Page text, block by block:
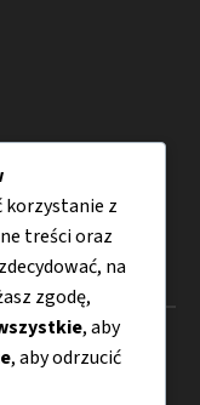
korzystanie z
treści oraz
na
zgodę,
, aby
, aby odrzucić